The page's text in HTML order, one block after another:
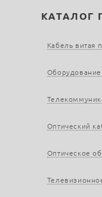
КАТАЛОГ
Кабель витая
Оптический
Оптическое